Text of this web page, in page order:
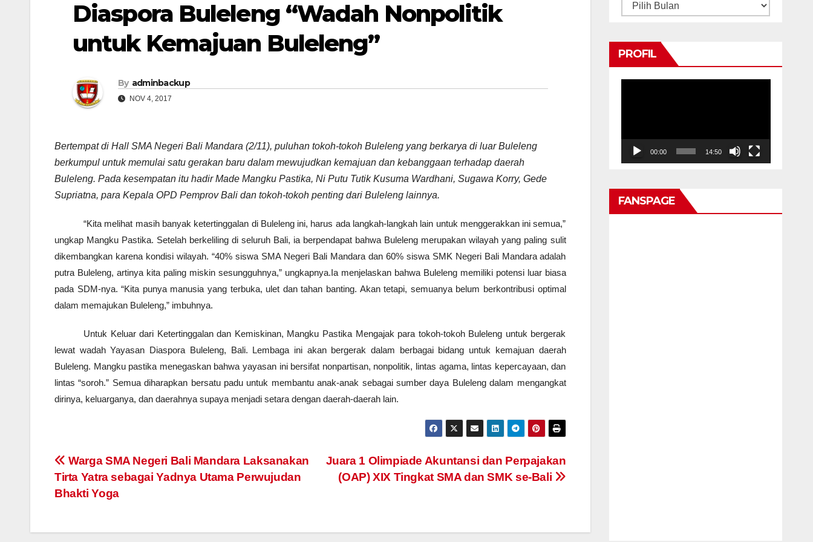
Diaspora Buleleng “Wadah Nonpolitik
untuk Kemajuan Buleleng”
By adminbackup
NOV 4, 2017
Bertempat di Hall SMA Negeri Bali Mandara (2/11), puluhan tokoh-tokoh Buleleng yang berkarya di luar Buleleng
berkumpul untuk memulai satu gerakan baru dalam mewujudkan kemajuan dan kebanggaan terhadap daerah
Buleleng. Pada kesempatan itu hadir Made Mangku Pastika, Ni Putu Tutik Kusuma Wardhani, Sugawa Korry, Gede
Supriatna, para Kepala OPD Pemprov Bali dan tokoh-tokoh penting dari Buleleng lainnya.
“Kita melihat masih banyak ketertinggalan di Buleleng ini, harus ada langkah-langkah lain untuk menggerakkan ini semua,”
ungkap Mangku Pastika. Setelah berkeliling di seluruh Bali, ia berpendapat bahwa Buleleng merupakan wilayah yang paling sulit
dikembangkan karena kondisi wilayah. “40% siswa SMA Negeri Bali Mandara dan 60% siswa SMK Negeri Bali Mandara adalah
putra Buleleng, artinya kita paling miskin sesungguhnya,” ungkapnya.Ia menjelaskan bahwa Buleleng memiliki potensi luar biasa
pada SDM-nya. “Kita punya manusia yang terbuka, ulet dan tahan banting. Akan tetapi, semuanya belum berkontribusi optimal
dalam memajukan Buleleng,” imbuhnya.
Untuk Keluar dari Ketertinggalan dan Kemiskinan, Mangku Pastika Mengajak para tokoh-tokoh Buleleng untuk bergerak
lewat wadah Yayasan Diaspora Buleleng, Bali. Lembaga ini akan bergerak dalam berbagai bidang untuk kemajuan daerah
Buleleng. Mangku pastika menegaskan bahwa yayasan ini bersifat nonpartisan, nonpolitik, lintas agama, lintas kepercayaan, dan
lintas “soroh.” Semua diharapkan bersatu padu untuk membantu anak-anak sebagai sumber daya Buleleng dalam mengangkat
dirinya, keluarganya, dan daerahnya supaya menjadi setara dengan daerah-daerah lain.
Navigasi
pos
Juara 1 Olimpiade Akuntansi dan Perpajakan
(OAP) XIX Tingkat SMA dan SMK se-Bali
Warga SMA Negeri Bali Mandara Laksanakan
Tirta Yatra sebagai Yadnya Utama Perwujudan
Bhakti Yoga
Arsip
PROFIL
00:00 14:50
FANSPAGE